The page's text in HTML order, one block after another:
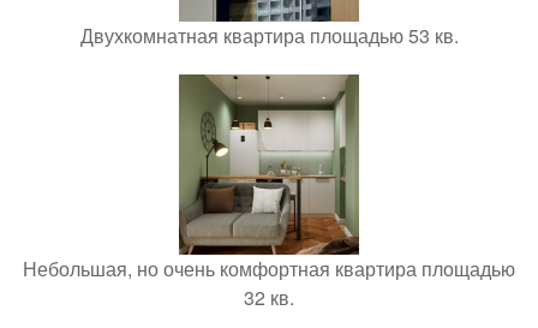
Двухкомнатная квартира площадью 53 кв.
Небольшая, но очень комфортная квартира площадью
32 кв.